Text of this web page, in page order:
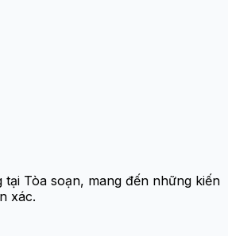
tại Tòa soạn, mang đến những kiến
xác.